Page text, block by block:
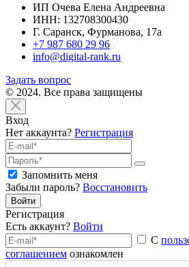
ИП Очева Елена Андреевна
ИНН: 132708300430
Г. Саранск, Фурманова, 17а
+7 987 680 29 96
info@digital-rank.ru
Задать вопрос
© 2024. Все права защищены
Вход
Нет аккаунта? Регистрация
Запомнить меня
Забыли пароль? Восстановить
Войти
Регистрация
Есть аккаунт? Войти
С
соглашением ознакомлен